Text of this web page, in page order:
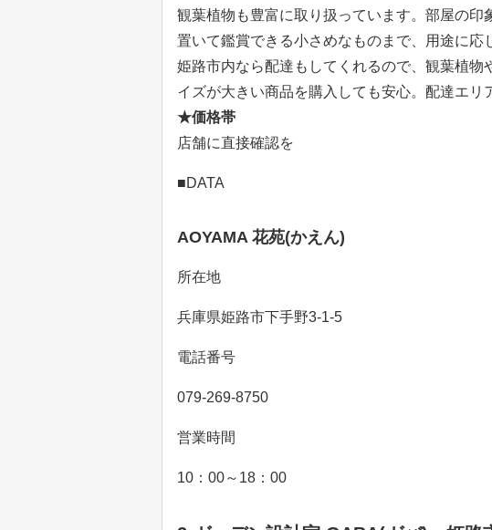
観葉植物も豊富に取り扱っています。部屋の印
置いて鑑賞できる小さめなものまで、用途に応
姫路市内なら配達もしてくれるので、観葉植物
イズが大きい商品を購入しても安心。配達エリ
★価格帯
店舗に直接確認を
■DATA
AOYAMA 花苑(かえん)
所在地
兵庫県姫路市下手野3-1-5
電話番号
079-269-8750
営業時間
10：00～18：00